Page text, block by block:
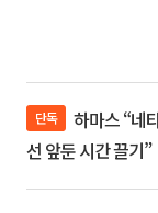
단독
선 앞둔 시간 끌기”